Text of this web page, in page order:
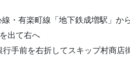
・有楽町線「地下鉄成増駅」か
出て右へ
行手前を右折してスキップ村商店